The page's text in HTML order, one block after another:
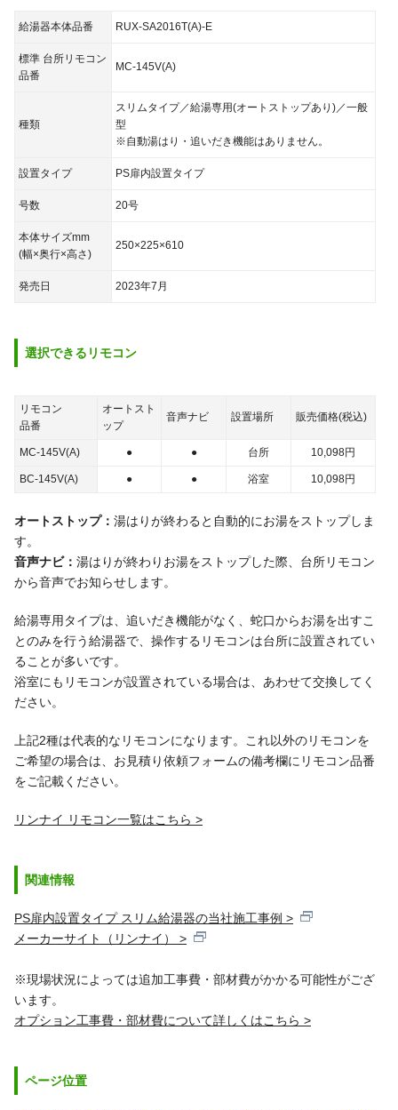
給湯器本体品番 RUX-SA2016T(A)-E
標準 台所リモコン
品番
MC-145V(A)
種類
スリムタイプ／給湯専用(オートストップあり)／一般
型
※自動湯はり・追いだき機能はありません。
設置タイプ PS扉内設置タイプ
号数 20号
本体サイズmm
(幅×奥行×高さ)
250×225×610
発売日 2023年7月
選択できる リモコン
リモコン
品番
オート スト
ップ
音声ナビ 設置場所 販売価格(税込)
MC-145V(A) ● ● 台所 10,098円
BC-145V(A) ● ● 浴室 10,098円
オートストップ： 湯はりが終わると自動的にお湯をストップしま
す。
音声ナビ： 湯はりが終わりお湯をストップした際、台所リモコン
から音声でお知らせします。
給湯専用タイプは、追いだき機能がなく、蛇口からお湯を出すこ
とのみを行う給湯器で、操作するリモコンは台所に設置されてい
ることが多いです。
浴室にもリモコンが設置されている場合は、あわせて交換してく
ださい。
上記2種は代表的なリモコンになります。これ以外のリモコンを
ご希望の場合は、お見積り依頼フォームの備考欄にリモコン品番
をご記載ください。
リンナイ リモコン一覧はこちら
関連情報
PS扉内設置タイプ スリム給湯器の当社施工事例 >
メーカーサイト（リンナイ） >
※現場状況によっては追加工事費・部材費がかかる可能性がござ
います。
オプション工事費・部材費について詳しくはこちら >
ページ位置